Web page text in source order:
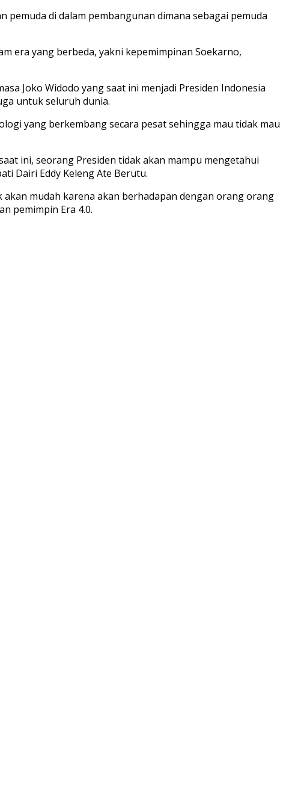
di dalam pembangunan dimana sebagai pemuda
era yang berbeda, yakni kepemimpinan Soekarno,
Joko Widodo yang saat ini menjadi Presiden Indonesia
untuk seluruh dunia.
yang berkembang secara pesat sehingga mau tidak mau
ini, seorang Presiden tidak akan mampu mengetahui
Dairi Eddy Keleng Ate Berutu.
mudah karena akan berhadapan dengan orang orang
pemimpin Era 4.0.